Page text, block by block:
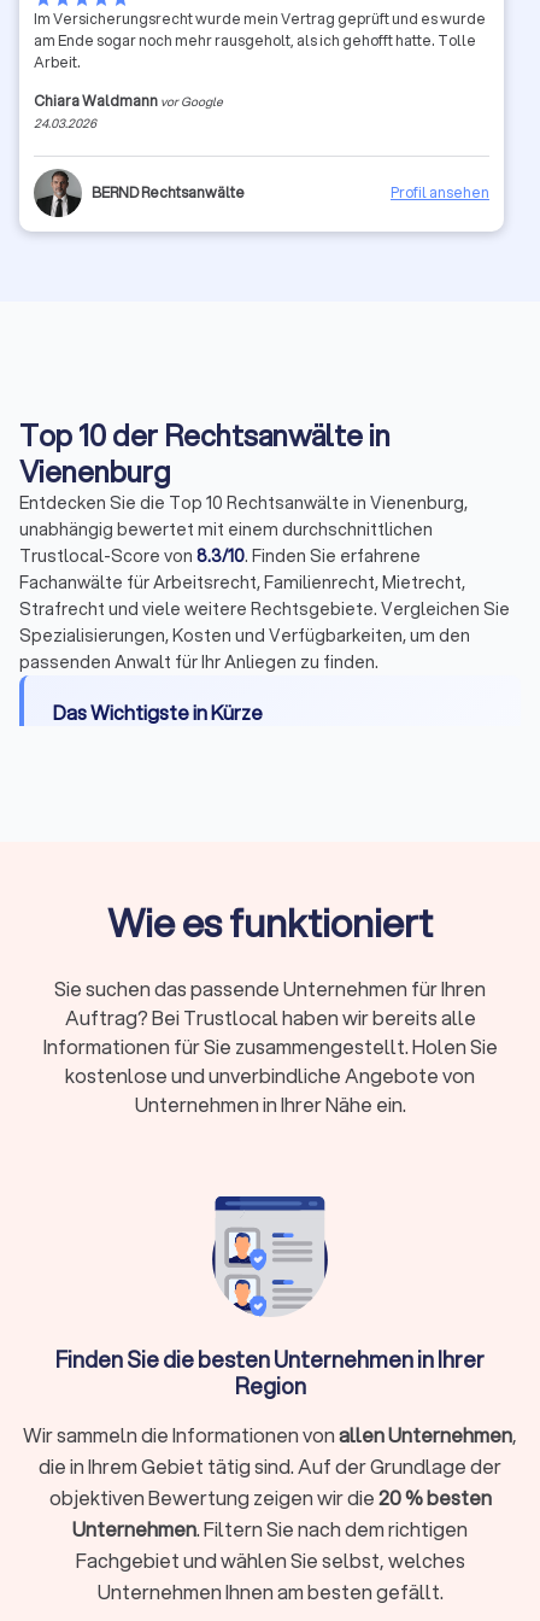
Im Versicherungsrecht wurde mein Vertrag geprüft und es wurde
am Ende sogar noch mehr rausgeholt, als ich gehofft hatte. Tolle
Arbeit.
Chiara Waldmann vor Google
24.03.2026
BERND Rechtsanwälte Profil ansehen
Top 10 der Rechtsanwälte in
Vienenburg
Entdecken Sie die Top 10 Rechtsanwälte in Vienenburg,
unabhängig bewertet mit einem durchschnittlichen
Trustlocal-Score von 8.3/10. Finden Sie erfahrene
Fachanwälte für Arbeitsrecht, Familienrecht, Mietrecht,
Strafrecht und viele weitere Rechtsgebiete. Vergleichen Sie
Spezialisierungen, Kosten und Verfügbarkeiten, um den
passenden Anwalt für Ihr Anliegen zu finden.
Das Wichtigste in Kürze
kostenlos
nachgewiesene Expertise durch Fortbildungen
Kosten:RVG-Gebühren, Stundensätze (180-350
Euro) oder Pauschalpreise je nach Fall
Rechtsschutz:Prüfen Sie Versicherungsschutz
oder Prozesskostenhilfe bei geringem
Wann brauche ich überhaupt einen
Sie müssen nicht bei jedem rechtlichen Anliegen sofort einen
Erstberatung bei einer Verbraucherzentrale oder eine
gezielte Online-Recherche. Ein Rechtsanwalt unterstützt Sie
Sie kurzfristig eine Frist wahren müssen (zum Beispiel bei
einer Kündigungsschutzklage innerhalb von drei Wochen)
Ihr Fall rechtlich komplex ist und spezielles Fachwissen
erfordert
Sie eine gerichtliche Vertretung brauchen oder eine Klage
Wie es funktioniert
Sie suchen das passende Unternehmen für Ihren
Auftrag? Bei Trustlocal haben wir bereits alle
Informationen für Sie zusammengestellt. Holen Sie
kostenlose und unverbindliche Angebote von
Unternehmen in Ihrer Nähe ein.
Finden Sie die besten Unternehmen in Ihrer
Region
Wir sammeln die Informationen vonallen Unternehmen,
die in Ihrem Gebiet tätig sind. Auf der Grundlage der
objektiven Bewertung zeigen wir die20 % besten
Unternehmen. Filtern Sie nach dem richtigen
Fachgebiet und wählen Sie selbst, welches
Unternehmen Ihnen am besten gefällt.